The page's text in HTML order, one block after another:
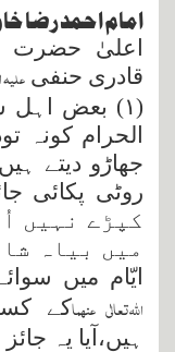
امام احمد رضا
اعلیٰ حضرت
قادری حنفی علیہ
(۱) بعض اہل
الحرام کونہ
جھاڑو دیتے
روٹی پکائی
کپڑے نہیں
میں بیاہ
ایّام میں
اﷲتعالٰی عنہماکے
ہیں،آیا یہ